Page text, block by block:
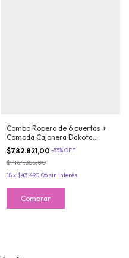
Combo Ropero de 6 puertas +
Comoda Cajonera Dakota
Maximo Fortaleza
$782.821,00 -33%OFF
$1.164.355,00
18x $43.490,06 sin interés